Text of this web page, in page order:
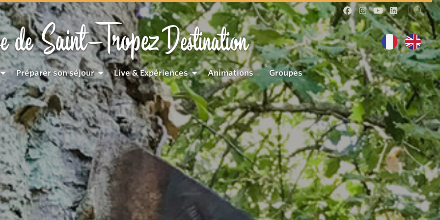
de Saint-TropezDestination
Préparer son séjour Live & Expériences Animations Groupes